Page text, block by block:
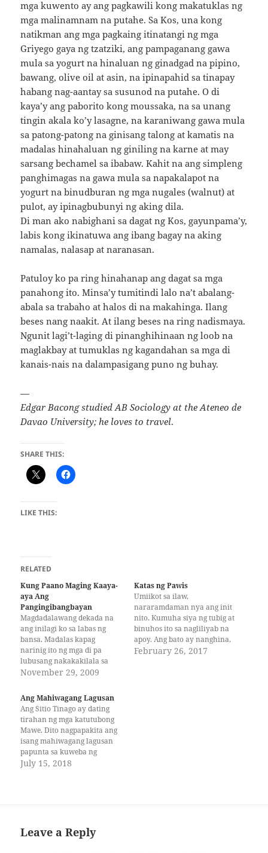
mga kuwento ay ang pagkawili kong makatuklas ng
mga malinamnam na putahe. Sa Kos, una kong
natikman ang mga pagkaing itinatangi ng mga
Griyego gaya ng tzatziki, ang pampaganang gawa
mula sa yogurt na hinaluan ng ginadgad na pipino,
bawang, olive oil at asin, na ipinapahid sa tinapay
habang nag-aantay sa susunod na putahe. O di
kaya’y ang paborito kong moussaka, na sa unang
tingin akala ko’y lasagne, na karaniwang gawa mula
sa patong-patong na ginisang talong at kamatis na
madalas hinahaluan ng giniling na karne at may
sarsang bechamel sa ibabaw. Kahit na ang simpleng
panghimagas na gawa mula sa napakalapot na
yogurt na binudburan ng mga nugales (walnut) at
pulot, ay ipinagbubunyi ng aking dila.
Di man ako nabighani sa dagat ng Kos, gayunpama’y,
labis kong ikinatuwa ang ibang bagay na aking
namalas, nalasap at naranasan.
Patuloy ko pa ring hinahanap ang dagat sa mga
panahong ito. Minsa’y tumitindi lalo na’t abalang-
abala sa trabaho at halos di na makahinga. Ilang
beses nang naakit. At ilang beses na ring nadismaya.
Ngunit lagi’t-laging di pinanghihinaan ng loob na
maglakbay at tumuklas ng kagandahan sa mga di
kanais-nais na dalampasigang puno ng buhay.
—
Edgar Bacong studied AB Sociology at the Ateneo de
Davao University; he loves to travel.
SHARE THIS:
LIKE THIS:
RELATED
Kung Paano Maging Kaaya-
aya Ang
Pangingibangbayan
Magdadalawang dekada na
ang inilagi ko sa labas ng
bansa. Madalas kapag
narinig ito ng mga di pa
lubusang nakakakilala sa
akin ay kaagad silang
na ako. Kumbaga, sinusukat
nila ang naipon kong
Swissfrancs sa tagal ng
paninirahan ko sa
Switzerland. Sa simula,
naaasiwa ako sa pahayag…
November 29, 2009
Katas ng Pawis
Umiikot sa ilaw,
nararamdaman nya ang init
nito. Kumuha siya ng tubig at
binuhos ito sa nagliliyab na
apoy. Ang bato ay nanghina,
napolbo, naging abo at usok
February 26, 2017
Ang Mahiwagang Lagusan
Ang Sitio Tinago ay dating
tirahan ng mga katutubong
Mawe. Dito nagpapakita ang
isang mahiwagang lagusan
papunta sa kuweba ng
paraiso na iilan lang ang
Mawe at naging kuwentong
bayan…
July 15, 2018
Leave a Reply